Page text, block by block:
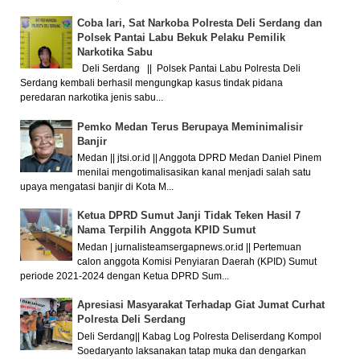
Coba lari, Sat Narkoba Polresta Deli Serdang dan
Polsek Pantai Labu Bekuk Pelaku Pemilik
Narkotika Sabu
Deli Serdang || Polsek Pantai Labu Polresta Deli
Serdang kembali berhasil mengungkap kasus tindak pidana
peredaran narkotika jenis sabu...
Pemko Medan Terus Berupaya Meminimalisir
Banjir
Medan || jtsi.or.id || Anggota DPRD Medan Daniel Pinem
menilai mengotimalisasikan kanal menjadi salah satu
upaya mengatasi banjir di Kota M...
Ketua DPRD Sumut Janji Tidak Teken Hasil 7
Nama Terpilih Anggota KPID Sumut
Medan | jurnalisteamsergapnews.or.id || Pertemuan
calon anggota Komisi Penyiaran Daerah (KPID) Sumut
periode 2021-2024 dengan Ketua DPRD Sum...
Apresiasi Masyarakat Terhadap Giat Jumat Curhat
Polresta Deli Serdang
Deli Serdang|| Kabag Log Polresta Deliserdang Kompol
Soedaryanto laksanakan tatap muka dan dengarkan